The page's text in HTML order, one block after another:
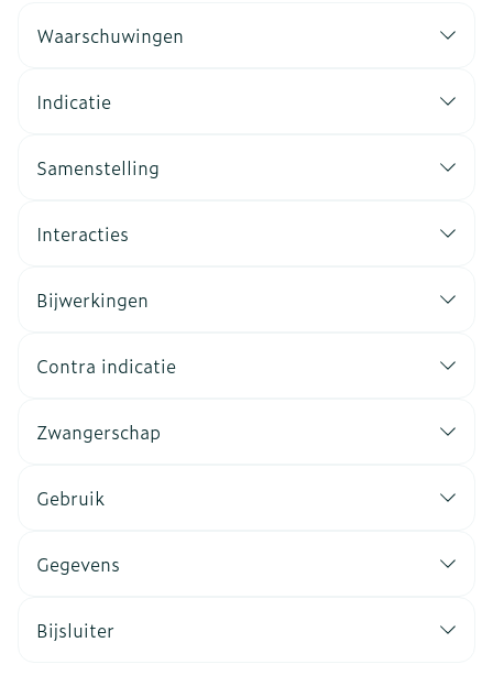
Waarschuwingen
Indicatie
Samenstelling
Interacties
Bijwerkingen
Contra indicatie
Zwangerschap
Gebruik
Gegevens
Bijsluiter